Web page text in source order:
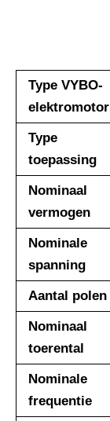
Type VYBO-
elektromotor
Type
toepassing
Nominaal
vermogen
Nominale
spanning
Aantal polen
Nominaal
toerental
Nominale
frequentie